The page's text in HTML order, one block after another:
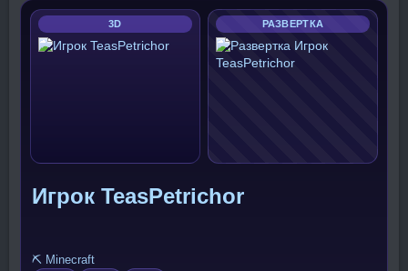
3D РАЗВЕРТКА
Игрок TeasPetrichor
⛏️ Minecraft